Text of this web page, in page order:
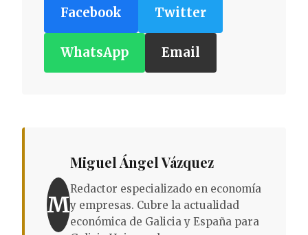
Facebook Twitter
WhatsApp Email
M
Miguel Ángel Vázquez
Redactor especializado en economía
y empresas. Cubre la actualidad
económica de Galicia y España para